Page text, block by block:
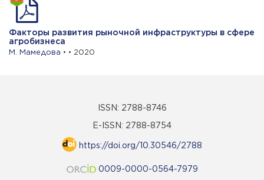
Факторы развития рыночной инфраструктуры в сфере
агробизнеса
М. Мамедова • • 2020
ISSN: 2788-8746
E-ISSN: 2788-8754
https://doi.org/10.30546/2788
0009-0000-0564-7979